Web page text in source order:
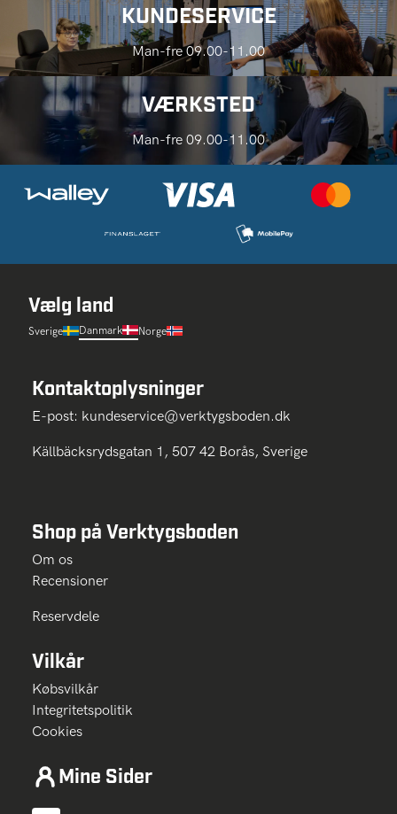
KUNDESERVICE
Man-fre 09.00-11.00
VÆRKSTED
Man-fre 09.00-11.00
Vælg land
Sverige Danmark Norge
Kontaktoplysninger
E-post: kundeservice@verktygsboden.dk
Källbäcksrydsgatan 1, 507 42 Borås, Sverige
Shop på Verktygsboden
Om os
Recensioner
Reservdele
Vilkår
Købsvilkår
Integritetspolitik
Cookies
Mine Sider